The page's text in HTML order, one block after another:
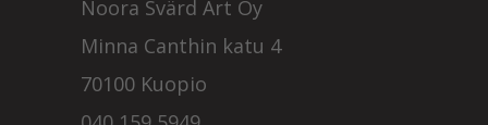
Noora Svärd Art Oy
Minna Canthin katu 4
70100 Kuopio